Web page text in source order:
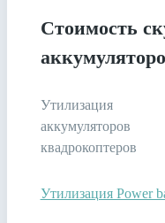
Стоимость
Утилизация
аккумуляторов
квадрокоптеров
Утилизация Power